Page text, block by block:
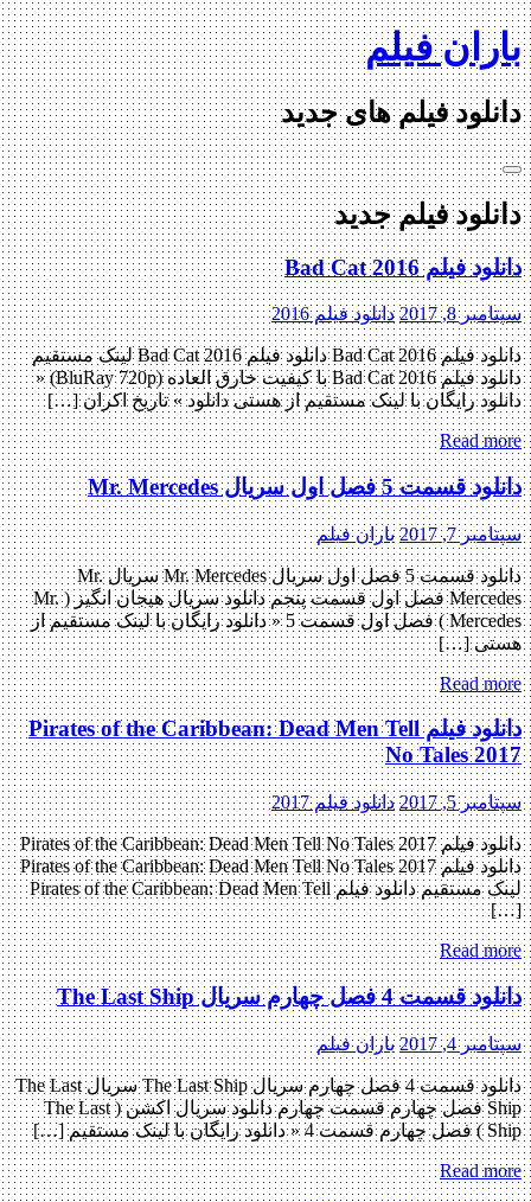
Skip
to
content
باران فیلم
دانلود فیلم های جدید
دانلود فیلم جدید
دانلود فیلم Bad Cat 2016
سپتامبر 8, 2017 دانلود فیلم 2016
دانلود فیلم Bad Cat 2016 دانلود فیلم Bad Cat 2016 لینک مستقیم
دانلود فیلم Bad Cat 2016 با کیفیت خارق العاده (BluRay 720p) «
دانلود رایگان با لینک مستقیم از هستی دانلود » تاریخ اکران […]
Read more
دانلود قسمت 5 فصل اول سریال Mr. Mercedes
سپتامبر 7, 2017 باران فیلم
دانلود قسمت 5 فصل اول سریال Mr. Mercedes سریال Mr.
Mercedes فصل اول قسمت پنجم دانلود سریال هیجان انگیز ( Mr.
Mercedes ) فصل اول قسمت 5 « دانلود رایگان با لینک مستقیم از
هستی […]
Read more
دانلود فیلم Pirates of the Caribbean: Dead Men Tell
No Tales 2017
سپتامبر 5, 2017 دانلود فیلم 2017
دانلود فیلم Pirates of the Caribbean: Dead Men Tell No Tales 2017
دانلود فیلم Pirates of the Caribbean: Dead Men Tell No Tales 2017
لینک مستقیم دانلود فیلم Pirates of the Caribbean: Dead Men Tell
[…]
Read more
دانلود قسمت 4 فصل چهارم سریال The Last Ship
سپتامبر 4, 2017 باران فیلم
دانلود قسمت 4 فصل چهارم سریال The Last Ship سریال The Last
Ship فصل چهارم قسمت چهارم دانلود سریال اکشن ( The Last
Ship ) فصل چهارم قسمت 4 « دانلود رایگان با لینک مستقیم […]
Read more